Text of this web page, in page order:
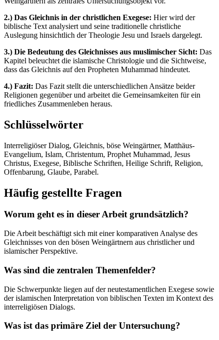
2.) Das Gleichnis in der christlichen Exegese: Hier wird der
biblische Text analysiert und seine traditionelle christliche
Auslegung hinsichtlich der Theologie Jesu und Israels dargelegt.
3.) Die Bedeutung des Gleichnisses aus muslimischer Sicht: Das
Kapitel beleuchtet die islamische Christologie und die Sichtweise,
dass das Gleichnis auf den Propheten Muhammad hindeutet.
4.) Fazit: Das Fazit stellt die unterschiedlichen Ansätze beider
Religionen gegenüber und arbeitet die Gemeinsamkeiten für ein
friedliches Zusammenleben heraus.
Schlüsselwörter
Interreligiöser Dialog, Gleichnis, böse Weingärtner, Matthäus-
Evangelium, Islam, Christentum, Prophet Muhammad, Jesus
Christus, Exegese, Biblische Schriften, Heilige Schrift, Religion,
Offenbarung, Glaube, Parabel.
Häufig gestellte Fragen
Worum geht es in dieser Arbeit grundsätzlich?
Die Arbeit beschäftigt sich mit einer komparativen Analyse des
Gleichnisses von den bösen Weingärtnern aus christlicher und
islamischer Perspektive.
Was sind die zentralen Themenfelder?
Die Schwerpunkte liegen auf der neutestamentlichen Exegese sowie
der islamischen Interpretation von biblischen Texten im Kontext des
interreligiösen Dialogs.
Was ist das primäre Ziel der Untersuchung?